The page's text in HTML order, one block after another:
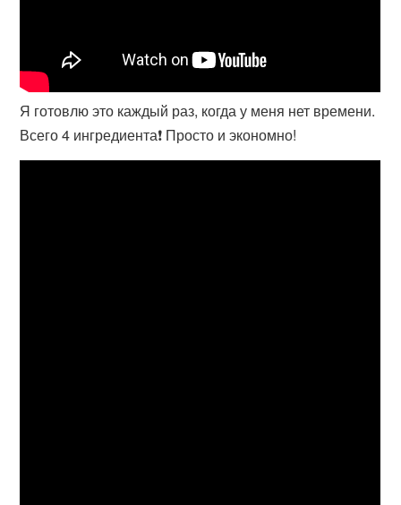
Я готовлю это каждый раз, когда у меня нет времени.
Всего 4 ингредиента❗️ Просто и экономно!